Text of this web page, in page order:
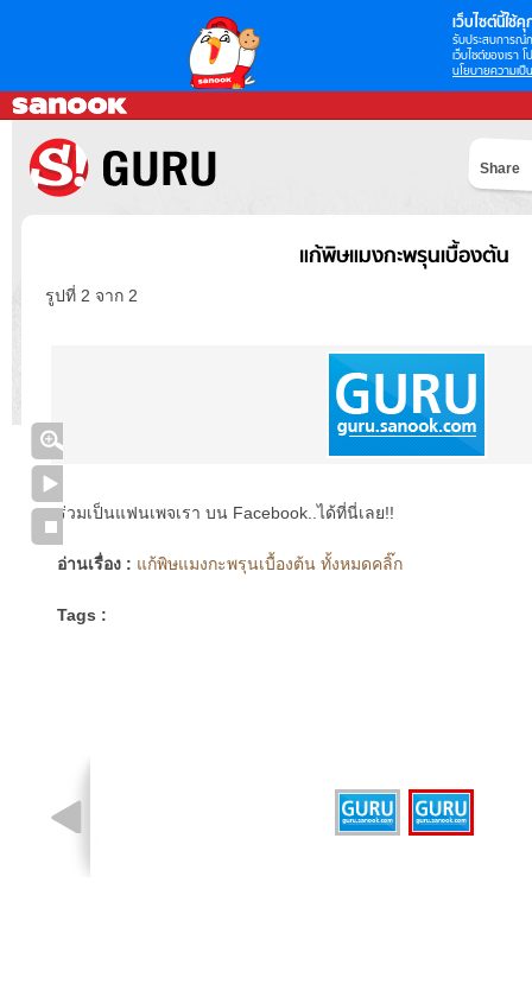
เว็บไซต์นี้ใช้คุ
รับประสบการณ์
เว็บไซต์ของเรา
นโยบายความเป็
Share
แก้พิษแมงกะพรุนเบื้องต้น
รูปที่ 2 จาก 2
ร่วมเป็นแฟนเพจเรา บน Facebook..ได้ที่นี่เลย!!
อ่านเรื่อง : แก้พิษแมงกะพรุนเบื้องต้น ทั้งหมดคลิ๊ก
Tags :